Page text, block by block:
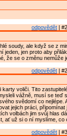
odpovědět |
soudy, ale když se z
jeden, jen proto aby
že se o změnu nemůže
odpovědět |
voliči. Tito
vážně, musí se teď
svědomí co nejlépe.
jejich práci, připomínat
volbách jim svůj hlas
ať už si o ní myslíme, co
odpovědět |